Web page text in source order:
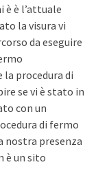
è l’attuale
la visura vi
da eseguire
procedura di
se vi è stato in
con un
di fermo
nostra presenza
è un sito